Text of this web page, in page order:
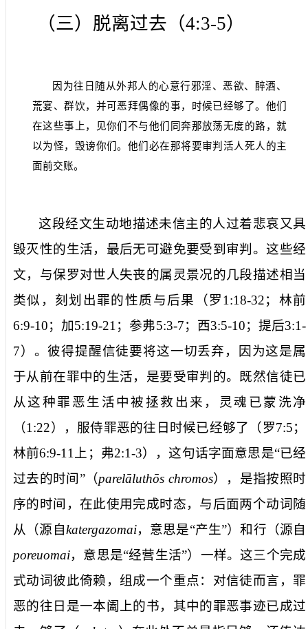
（三）脱离过去（4:3-5）
因为往日随从外邦人的心意行邪淫、恶欲、醉酒、
荒宴、群饮，并可恶拜偶像的事，时候已经够了。他们
在这些事上，见你们不与他们同奔那放荡无度的路，就
以为怪，毁谤你们。他们必在那将要审判活人死人的主
面前交账。
这段经文生动地描述未信主的人过着悲哀又具
毁灭性的生活，最后无可避免要受到审判。这些经
文，与保罗对世人失丧的属灵景况的几段描述相当
类似，刻划出罪的性质与后果（罗1:18-32；林前
6:9-10；加5:19-21 ；参弗5:3-7；西3:5-10；提后3:1-
7）。彼得提醒信徒要将这一切丢弃，因为这是属
于从前在罪中的生活，是要受审判的。既然信徒已
从这种罪恶生活中被拯救出来，灵魂已蒙洗净
（1:22），服侍罪恶的往日时候已经够了 （罗7:5；
林前6:9-11 上；弗2:1-3），这句话字面意思是“已经
过去的时间”（parelāluthōs chromos），是指按照时
序的时间，在此使用完成时态，与后面两个动词 随
从
（源自katergazomai，意思是“产生”）和行 （源自
poreuomai，意思是“经营生活”）一样。这三个完成
式动词彼此倚赖，组成一个重点：对信徒而言，罪
恶的往日是一本阖上的书，其中的罪恶事迹已成过